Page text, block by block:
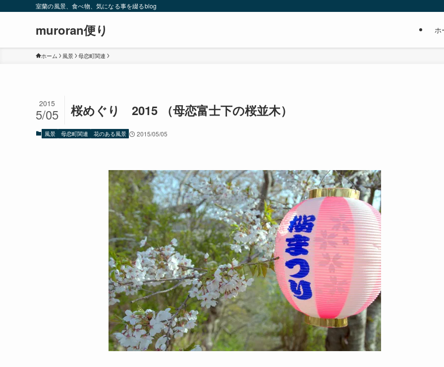
室蘭の風景、食べ物、気になる事を綴るblog
muroran便り ホ
ホーム 風景 母恋町関連
桜めぐり 2015 （母恋富士下の桜並木）
2015
5/05
風景 母恋町関連 花のある風景 2015/05/05